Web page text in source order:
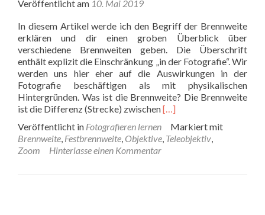
Veröffentlicht am 10. Mai 2019
In diesem Artikel werde ich den Begriff der Brennweite
erklären und dir einen groben Überblick über
verschiedene Brennweiten geben. Die Überschrift
enthält explizit die Einschränkung „in der Fotografie“. Wir
werden uns hier eher auf die Auswirkungen in der
Fotografie beschäftigen als mit physikalischen
Hintergründen. Was ist die Brennweite? Die Brennweite
ist die Differenz (Strecke) zwischenRead
about
Die
[…]
Veröffentlicht in Fotografieren lernen
Markiert mit
Brennweite, Festbrennweite, Objektive, Teleobjektiv,
Zoom
Hinterlasse einen Kommentar